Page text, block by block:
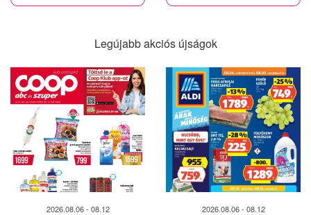
Legújabb akciós újságok
2026.08.06 - 08.12 2026.08.06 - 08.12